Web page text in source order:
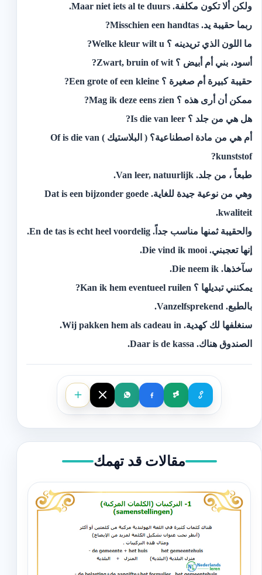
‫ولكن ألا تكون مكلفة.‬ Maar niet iets al te duurs.
‫ربما حقيبة يد.‬ Misschien een handtas?
‫ما اللون الذي تريدينه ؟‬ Welke kleur wilt u?
‫أسود، بني أم أبيض ؟‬ Zwart, bruin of wit?
‫حقيبة كبيرة أم صغيرة ؟‬ Een grote of een kleine?
‫ممكن أن أرى هذه ؟‬ Mag ik deze eens zien?
‫هل هي من جلد ؟‬ Is die van leer?
‫أم هي من مادة اصطناعية؟ ( البلاستيك )‬ Of is die van
kunststof?
‫طبعاً ، من جلد.‬ Van leer, natuurlijk.
‫وهي من نوعية جيدة للغاية.‬ Dat is een bijzonder goede
kwaliteit.
‫والحقيبة ثمنها مناسب جداً.‬ En de tas is echt heel voordelig.
‫إنها تعجبني.‬ Die vind ik mooi.
‫سآخذها.‬ Die neem ik.
‫يمكنني تبديلها ؟‬ Kan ik hem eventueel ruilen?
‫بالطبع.‬ Vanzelfsprekend.
‫سنغلفها لك كهدية.‬ Wij pakken hem als cadeau in.
‫الصندوق هناك.‬ Daar is de kassa.
مقالات قد تهمك